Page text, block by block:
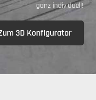
ganz individuell!
3D Konfigurator